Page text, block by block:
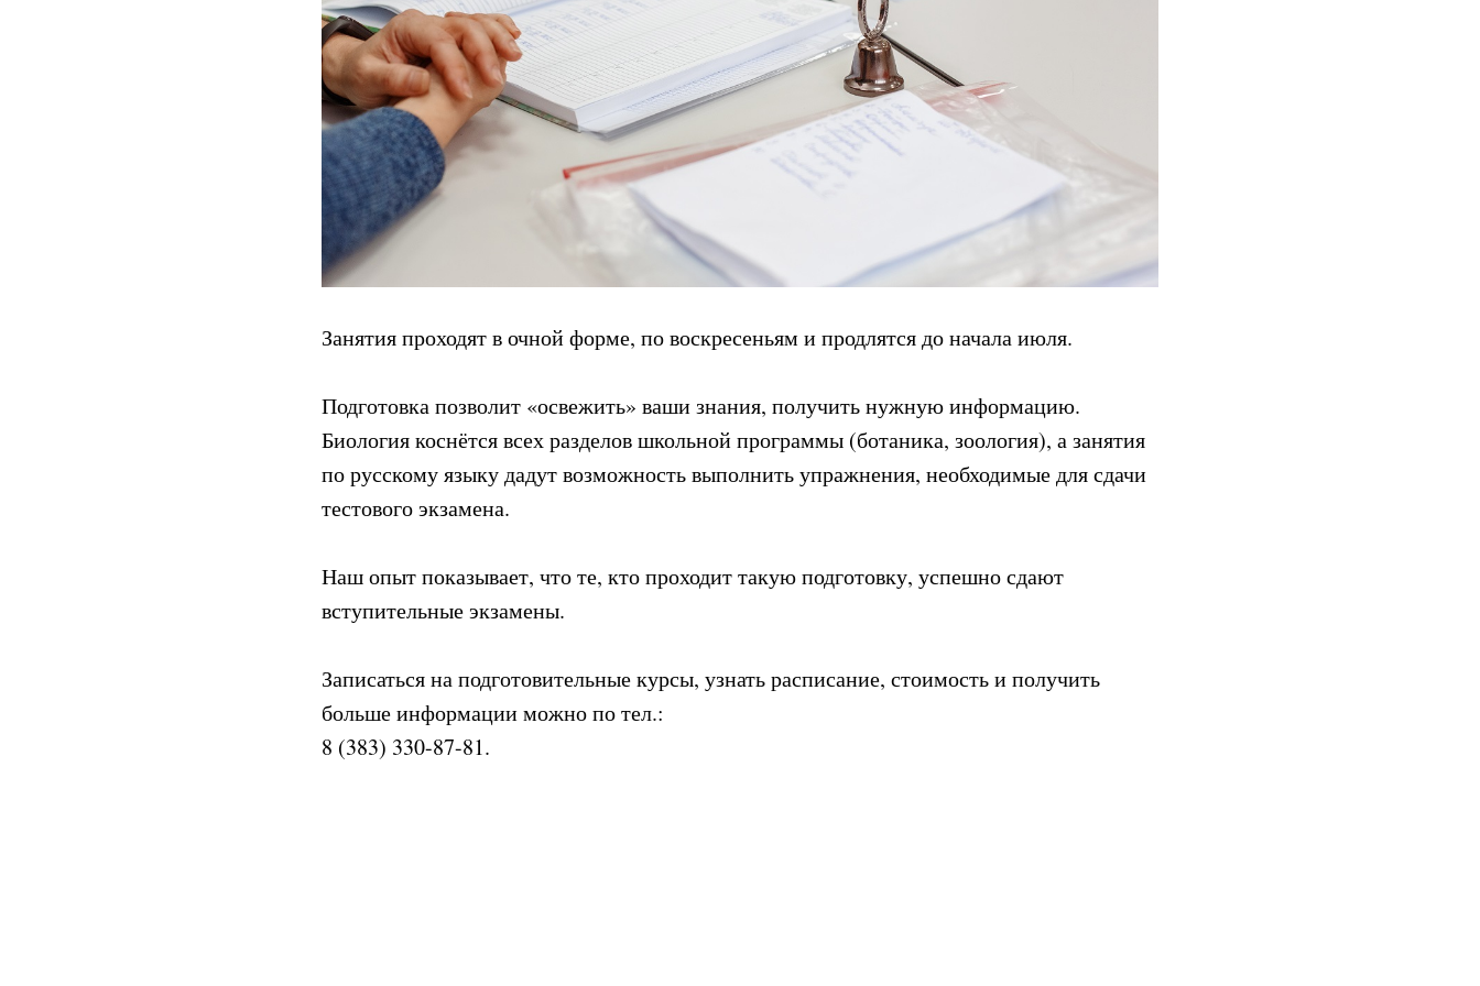
Занятия проходят в очной форме, по воскресеньям и продлятся до начала июля.
Подготовка позволит «освежить» ваши знания, получить нужную информацию.
Биология коснётся всех разделов школьной программы (ботаника, зоология), а занятия
по русскому языку дадут возможность выполнить упражнения, необходимые для сдачи
тестового экзамена.
Наш опыт показывает, что те, кто проходит такую подготовку, успешно сдают
вступительные экзамены.
Записаться на подготовительные курсы, узнать расписание, стоимость и получить
больше информации можно по тел.:
8 (383) 330-87-81.